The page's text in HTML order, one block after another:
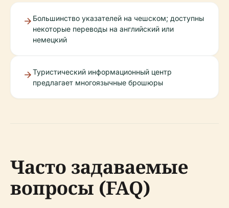
Большинство указателей на чешском; доступны
некоторые переводы на английский или
немецкий
Туристический информационный центр
предлагает многоязычные брошюры
Часто задаваемые
вопросы (FAQ)